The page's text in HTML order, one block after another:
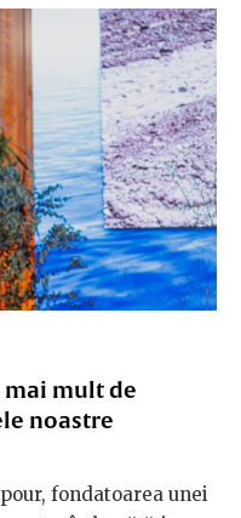
mai mult de
noastre
fondatoarea unei